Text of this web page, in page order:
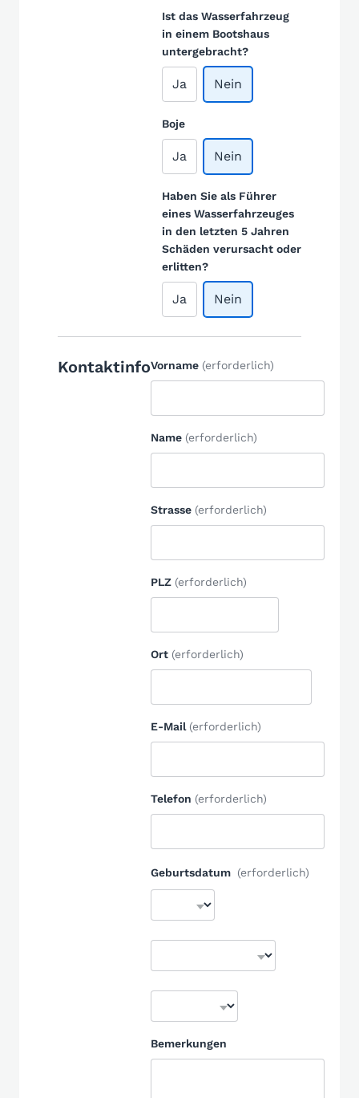
Ist das Wasserfahrzeug
in einem Bootshaus
untergebracht?
Ja Nein
Boje
Ja Nein
Haben Sie als Führer
eines Wasserfahrzeuges
in den letzten 5 Jahren
Schäden verursacht oder
erlitten?
Ja Nein
KontaktinfoVorname (erforderlich)
Name (erforderlich)
Strasse (erforderlich)
PLZ (erforderlich)
Ort (erforderlich)
E-Mail (erforderlich)
Telefon (erforderlich)
Geburtsdatum (erforderlich)
Bemerkungen